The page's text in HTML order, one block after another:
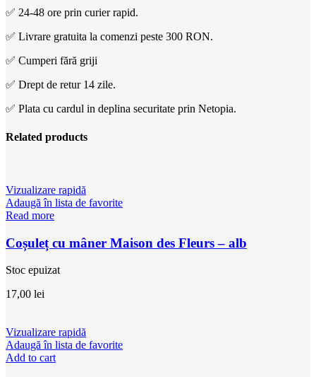
✅ 24-48 ore prin curier rapid.
✅ Livrare gratuita la comenzi peste 300 RON.
✅ Cumperi fără griji
✅ Drept de retur 14 zile.
✅ Plata cu cardul in deplina securitate prin Netopia.
Related products
Vizualizare rapidă
Adaugă în lista de favorite
Read more
Coșuleț cu mâner Maison des Fleurs – alb
Stoc epuizat
17,00 lei
Vizualizare rapidă
Adaugă în lista de favorite
Add to cart